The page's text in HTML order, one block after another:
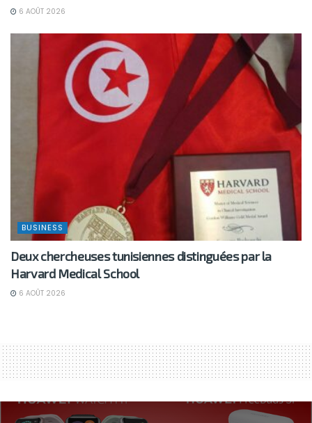
6 AOÛT 2026
BUSINESS
Deux chercheuses tunisiennes distinguées par la
Harvard Medical School
6 AOÛT 2026